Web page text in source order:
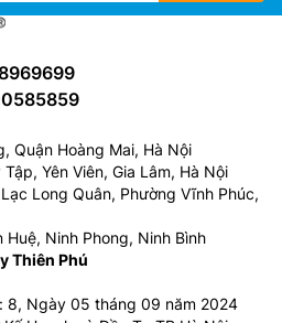
ăn mòn
U-34PRH1H5 được
chống ăn mòn và đảm bảo
sử dụng dàn ngưng tụ
Quận Hoàng Mai, Hà Nội
Yên Viên, Gia Lâm, Hà Nội
Long Quân, Phường Vĩnh Phúc,
Ninh Phong, Ninh Bình
Thiên Phú
8, Ngày 05 tháng 09 năm 2024